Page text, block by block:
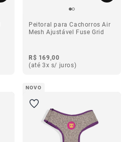
Peitoral para Cachorros Air
Mesh Ajustável Fuse Grid
R$ 169,00
(até 3x s/ juros)
NOVO